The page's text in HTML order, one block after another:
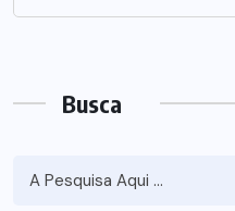
Busca